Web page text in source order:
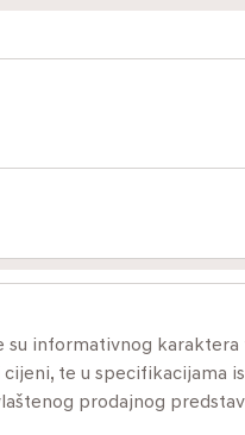
su informativnog
te u
prodajnog